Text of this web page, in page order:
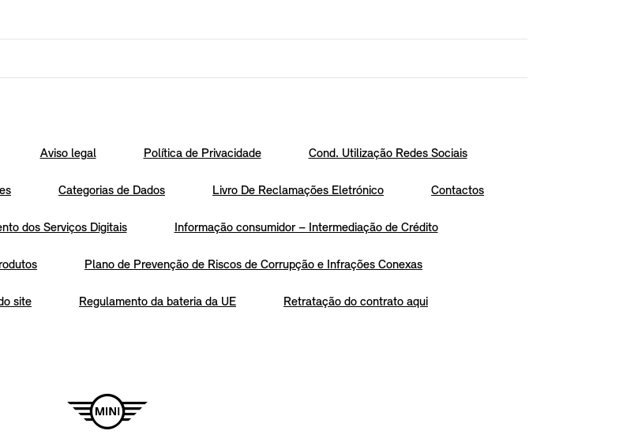
Aviso legal Política de Privacidade Cond. Utilização Redes Sociais
Categorias de Dados Livro De Reclamações Eletrónico Contactos
dos Serviços Digitais Informação consumidor – Intermediação de Crédito
Plano de Prevenção de Riscos de Corrupção e Infrações Conexas
site Regulamento da bateria da UE Retratação do contrato aqui